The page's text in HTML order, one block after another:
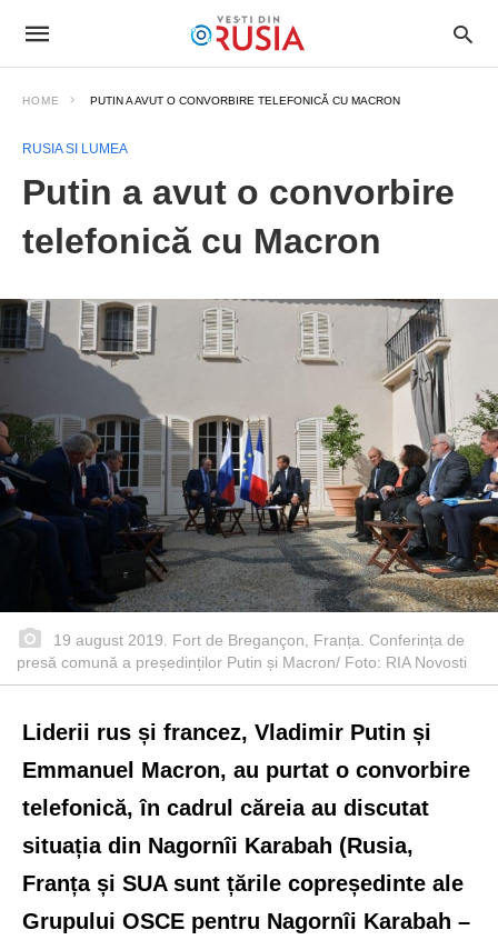
HOME PUTIN A AVUT O CONVORBIRE TELEFONICĂ CU MACRON
RUSIA SI LUMEA
Putin a avut o convorbire
telefonică cu Macron
19 august 2019. Fort de Bregançon, Franța. Conferința de
presă comună a președinților Putin și Macron/ Foto: RIA Novosti
Liderii rus și francez, Vladimir Putin și
Emmanuel Macron, au purtat o convorbire
telefonică, în cadrul căreia au discutat
situația din Nagornîi Karabah (Rusia,
Franța și SUA sunt țările copreședinte ale
Grupului OSCE pentru Nagornîi Karabah –